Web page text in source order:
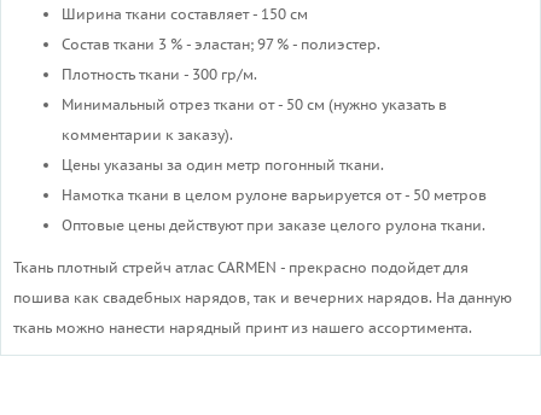
Ширина ткани составляет - 150 см
Состав ткани 3 % - эластан; 97 % - полиэстер.
Плотность ткани - 300 гр/м.
Минимальный отрез ткани от - 50 см (нужно указать в
комментарии к заказу).
Цены указаны за один метр погонный ткани.
Намотка ткани в целом рулоне варьируется от - 50 метров
Оптовые цены действуют при заказе целого рулона ткани.
Ткань плотный стрейч атлас CARMEN - прекрасно подойдет для
пошива как свадебных нарядов, так и вечерних нарядов. На данную
ткань можно нанести нарядный принт из нашего ассортимента.